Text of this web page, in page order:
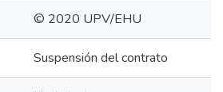
© 2020 UPV/EHU
Suspensión del contrato